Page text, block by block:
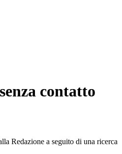
contatto
Redazione a seguito di una ricerca